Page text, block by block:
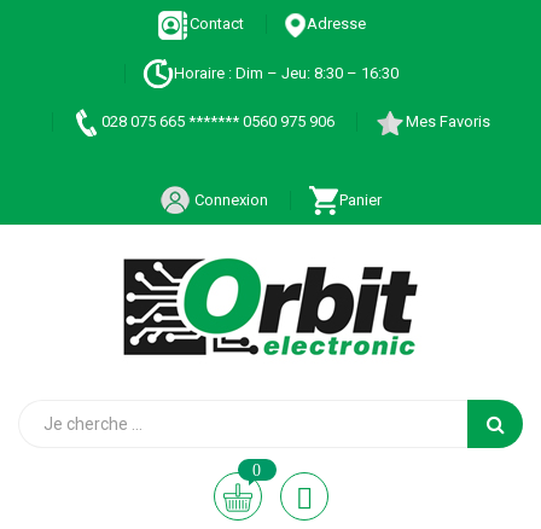
Contact Adresse
Horaire : Dim – Jeu: 8:30 – 16:30
028 075 665 ******* 0560 975 906 Mes Favoris
Connexion Panier
0